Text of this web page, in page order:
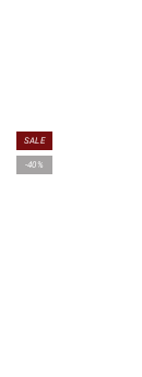
SALE
-40%